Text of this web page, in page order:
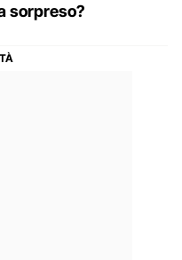
sorpreso?